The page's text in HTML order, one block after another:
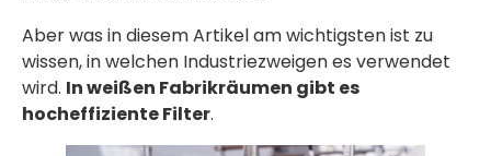
Aber was in diesem Artikel am wichtigsten ist zu
wissen, in welchen Industriezweigen es verwendet
wird. In weißen Fabrikräumen gibt es
hocheffiziente Filter.